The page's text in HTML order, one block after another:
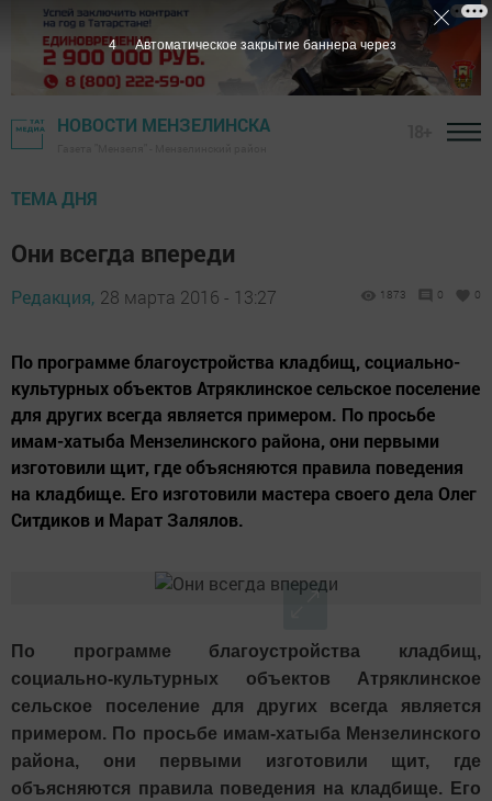
НОВОСТИ МЕНЗЕЛИНСКА
ТЕМА ДНЯ
Они всегда впереди
Редакция, 28 марта 2016 - 13:27 1873 0 0
По программе благоустройства кладбищ, социально-
культурных объектов Атряклинское сельское поселение
для других всегда является примером. По просьбе
имам-хатыба Мензелинского района, они первыми
изготовили щит, где объясняются правила поведения
на кладбище. Его изготовили мастера своего дела Олег
Ситдиков и Марат Залялов.
По программе благоустройства кладбищ,
социально-культурных объектов Атряклинское
сельское поселение для других всегда является
примером. По просьбе имам-хатыба Мензелинского
района, они первыми изготовили щит, где
объясняются правила поведения на кладбище. Его
3 Автоматическое закрытие баннера через